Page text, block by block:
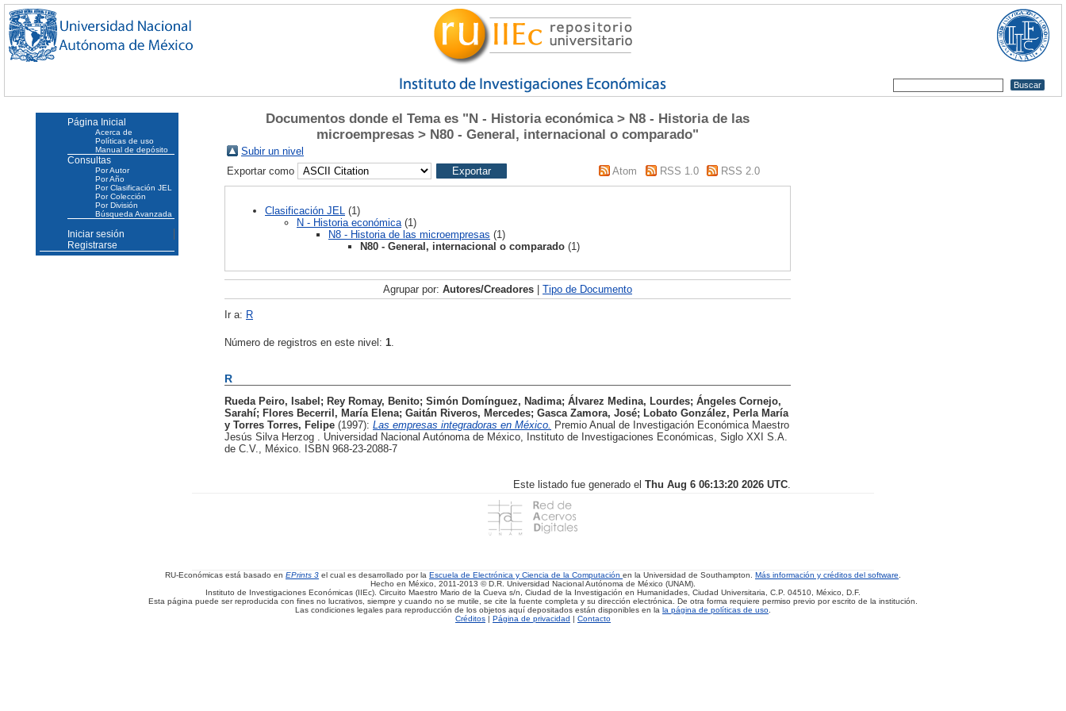
Documentos donde el Tema es "N - Historia económica > N8 - Historia de las
microempresas > N80 - General, internacional o comparado"
Subir un nivel
Exportar como
Atom RSS 1.0 RSS 2.0
Clasificación JEL
(1)
N - Historia económica (1)
N8 - Historia de las microempresas (1)
N80 - General, internacional o comparado (1)
Agrupar por: Autores/Creadores | Tipo de Documento
Ir a: R
Número de registros en este nivel: 1
R
Rueda Peiro, Isabel ; Rey Romay, Benito; Simón Domínguez, Nadima; Álvarez Medina, Lourdes; Ángeles Cornejo,
Sarahí; Flores Becerril, María Elena; Gaitán Riveros, Mercedes; Gasca Zamora, José; Lobato González, Perla María
y Torres Torres, Felipe (1997): Las empresas integradoras en México. Premio Anual de Investigación Económica Maestro
Jesús Silva Herzog . Universidad Nacional Autónoma de México, Instituto de Investigaciones Económicas, Siglo XXI S.A.
de C.V., México. ISBN 968-23-2088-7
Este listado fue generado el Thu Aug 6 06:13:20 2026 UTC.
Página Inicial
Acerca de
Políticas de uso
Manual de depósito
Consultas
Por Autor
Por Año
Por Clasificación JEL
Por Colección
Por División
Búsqueda Avanzada
Iniciar sesión
Registrarse
RU-Económicas está basado en EPrints 3 el cual es desarrollado por la Escuela de Electrónica y Ciencia de la Computación en la Universidad de Southampton. Más información y créditos del software
Hecho en México, 2011-2013 © D.R. Universidad Nacional Autónoma de México (UNAM).
Instituto de Investigaciones Económicas (IIEc). Circuito Maestro Mario de la Cueva s/n, Ciudad de la Investigación en Humanidades, Ciudad Universitaria, C.P. 04510, México, D.F.
Esta página puede ser reproducida con fines no lucrativos, siempre y cuando no se mutile, se cite la fuente completa y su dirección electrónica. De otra forma requiere permiso previo por escrito de la institución.
Las condiciones legales para reproducción de los objetos aquí depositados están disponibles en la la página de políticas de uso
Créditos | Página de privacidad | Contacto